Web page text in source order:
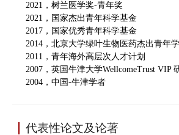
2021 ，树兰医学奖-青年奖
2021，国家杰出青年科学基金
2017， 国家优秀青年科学基金
2014，北京大学绿叶生物医药杰出青年
2011，青年海外高层次人才计划
2007，英国牛津大学WellcomeTrust VIP
2004，中国-牛津学者
代表性论文及论著